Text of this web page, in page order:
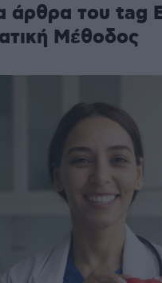
άρθρα του tag
Μέθοδος